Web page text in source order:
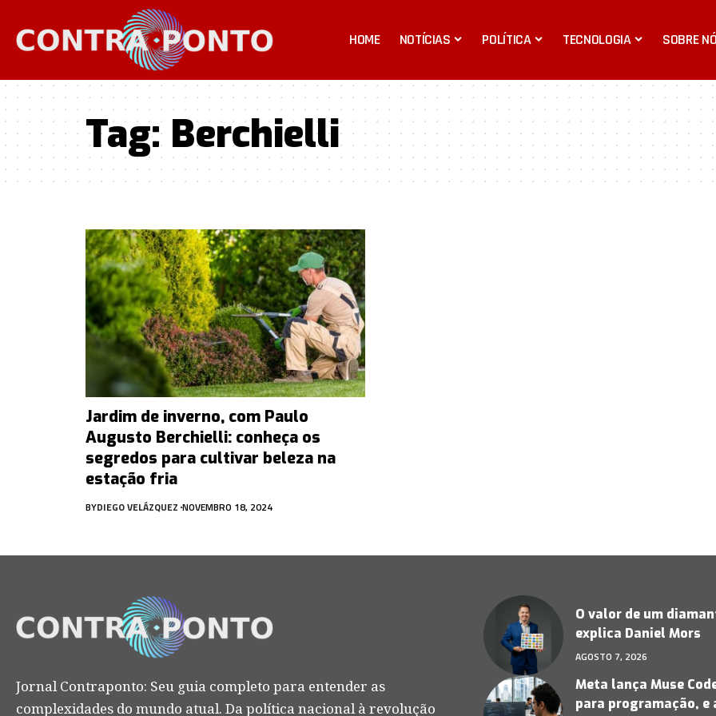
HOME NOTÍCIAS POLÍTICA TECNOLOGIA SOBRE
Tag: Berchielli
Jardim de inverno, com Paulo
Augusto Berchielli: conheça os
segredos para cultivar beleza na
estação fria
BYDIEGO VELÁZQUEZ NOVEMBRO 18, 2024
Jornal Contraponto: Seu guia completo para entender as
complexidades do mundo atual. Da política nacional à revolução
O valor de um
explica Daniel Mors
AGOSTO 7, 2026
Meta lança Muse
para programação, e